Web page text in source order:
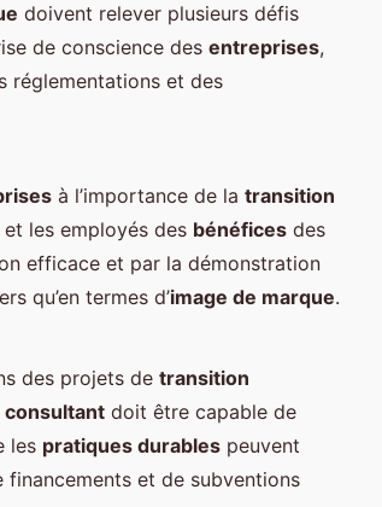
doivent relever plusieurs défis
de conscience des entreprises,
réglementations et des
à l’importance de la transition
les employés des bénéfices des
efficace et par la démonstration
qu’en termes d’image de marque.
des projets de transition
consultant doit être capable de
les pratiques durables peuvent
financements et de subventions